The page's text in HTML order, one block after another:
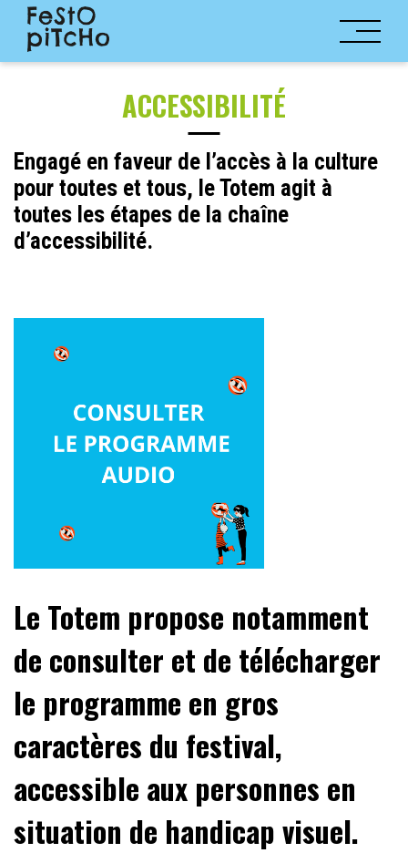
ACCESSIBILITÉ
Engagé en faveur de l’accès à la culture
pour toutes et tous, le Totem agit à
toutes les étapes de la chaîne
d’accessibilité.
Le Totem propose notamment
de consulter et de télécharger
le programme en gros
caractères du festival,
accessible aux personnes en
situation de handicap visuel.